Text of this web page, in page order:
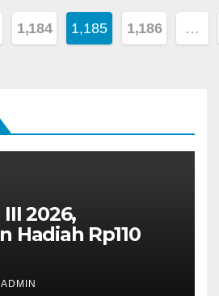
1,184 1,185 1,186 …
2026,
Hadiah Rp110
ADMIN